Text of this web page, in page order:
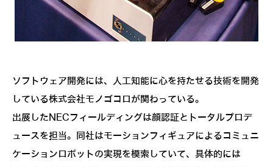
ソフトウェア開発には、人工知能に心を持たせる技術を開発
している株式会社モノゴコロが関わっている。
出展したNECフィールディングは顔認証とトータルプロデ
ュースを担当。同社はモーションフィギュアによるコミュニ
ケーションロボットの実現を模索していて、具体的には